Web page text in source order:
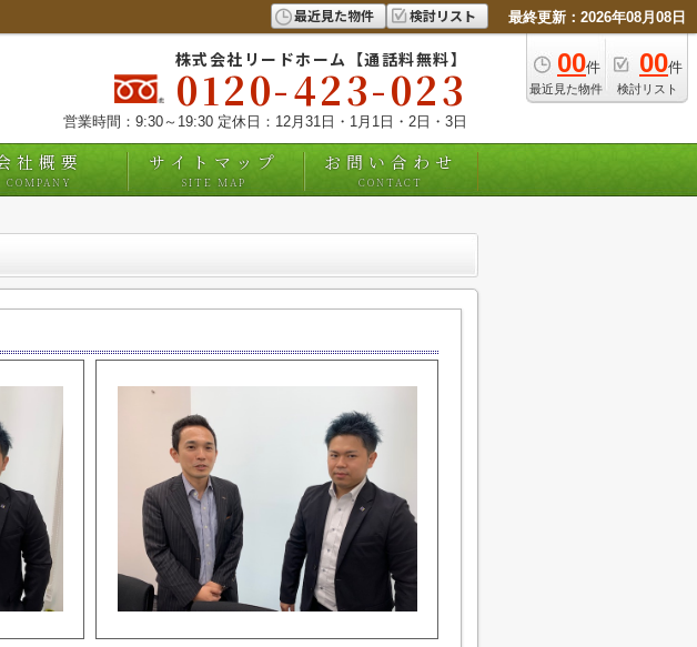
最近見た物件 検討リスト 最終更新：2026年08月08日
00件
最近見た物件
00件
検討リスト
株式会社リードホーム【通話料無料】
0120-423-023
営業時間：9:30～19:30 定休日：12月31日・1月1日・2日・3日
社概要
COMPANY
サイトマップ
SITE MAP
お問い合わせ
CONTACT